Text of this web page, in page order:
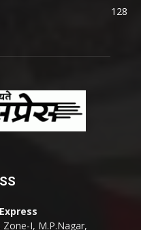
128
I, M.P.Nagar,